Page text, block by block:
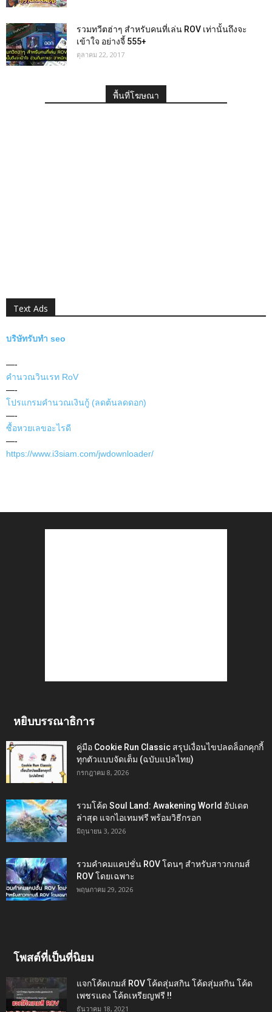
รวมทวีตฮ่าๆ สำหรับคนที่เล่น ROV เท่านั้นถึงจะ
เข้าใจ อย่างจี้ 555+
ตุลาคม 22, 2017
พื้นที่โฆษณา
Text Ads
บริษัทรับทำ seo
—-
คำนวณวินเรท RoV
—-
โปรแกรมคำนวณเงินกู้ (ลดต้นลดดอก)
—-
ซื้อหวยเลขอะไรดี
—-
https://www.i3siam.com/jwdownloader/
หยิบบรรณาธิการ
คู่มือ Cookie Run Classic สรุปเงื่อนไขปลดล็อกคุกกี้
ทุกตัวแบบจัดเต็ม (ฉบับแปลไทย)
กรกฎาคม 8, 2026
รวมโค้ด Soul Land: Awakening World อัปเดต
ล่าสุด แจกไอเทมฟรี พร้อมวิธีกรอก
มิถุนายน 3, 2026
รวมคำคมแคปชั่น ROV โดนๆ สำหรับสาวกเกมส์
ROV โดยเฉพาะ
พฤษภาคม 29, 2026
โพสต์ที่เป็นที่นิยม
แจกโค้ดเกมส์ ROV โค้ดสุ่มสกิน โค้ดสุ่มสกิน โค้ด
เพชรแดง โค้ดเหรียญฟรี !!
ธันวาคม 18, 2021